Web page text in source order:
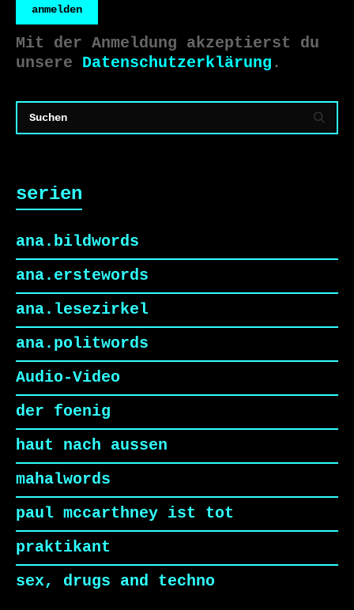
anmelden
Mit der Anmeldung akzeptierst du
unsere Datenschutzerklärung .
serien
ana.bildwords
ana.erstewords
ana.lesezirkel
ana.politwords
Audio-Video
der foenig
haut nach aussen
mahalwords
paul mccarthney ist tot
praktikant
sex, drugs and techno